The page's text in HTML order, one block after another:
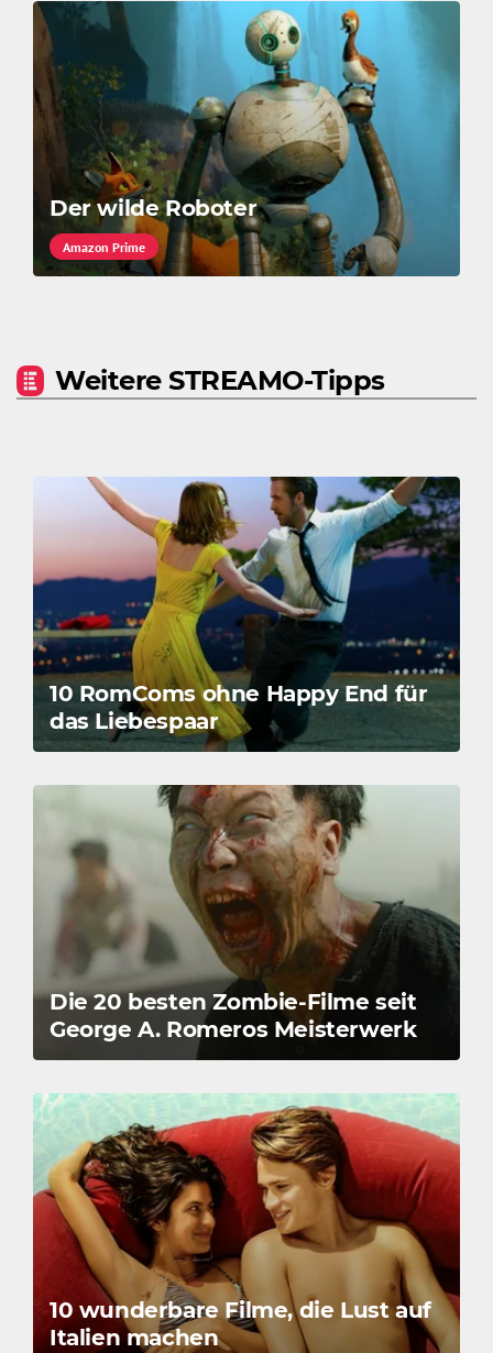
Der wilde Roboter
Amazon Prime
Weitere STREAMO-Tipps
10 RomComs ohne Happy End für
das Liebespaar
Die 20 besten Zombie-Filme seit
George A. Romeros Meisterwerk
10 wunderbare Filme, die Lust auf
Italien machen